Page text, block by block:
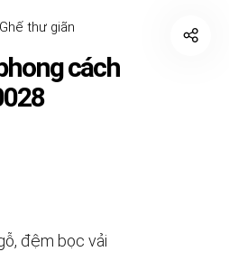
Ghế thư giãn
cách
đệm bọc vải